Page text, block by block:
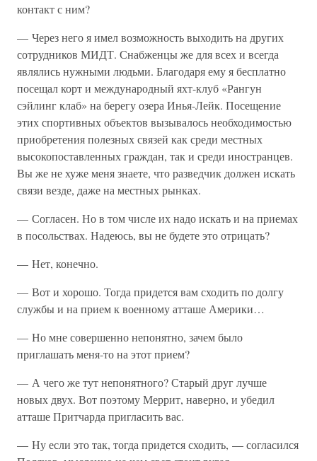
контакт с ним?
— Через него я имел возможность выходить на других
сотрудников МИДТ. Снабженцы же для всех и всегда
являлись нужными людьми. Благодаря ему я бесплатно
посещал корт и международный яхт-клуб «Рангун
сэйлинг клаб» на берегу озера Инья-Лейк. Посещение
этих спортивных объектов вызывалось необходимостью
приобретения полезных связей как среди местных
высокопоставленных граждан, так и среди иностранцев.
Вы же не хуже меня знаете, что разведчик должен искать
связи везде, даже на местных рынках.
— Согласен. Но в том числе их надо искать и на приемах
в посольствах. Надеюсь, вы не будете это отрицать?
— Нет, конечно.
— Вот и хорошо. Тогда придется вам сходить по долгу
службы и на прием к военному атташе Америки…
— Но мне совершенно непонятно, зачем было
приглашать меня-то на этот прием?
— А чего же тут непонятного? Старый друг лучше
новых двух. Вот поэтому Меррит, наверно, и убедил
атташе Притчарда пригласить вас.
— Ну если это так, тогда придется сходить, — согласился